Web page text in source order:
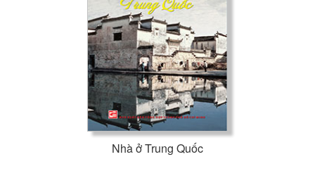
Nhà ở Trung Quốc